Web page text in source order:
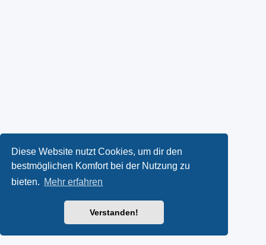
Diese Website nutzt Cookies, um dir den
bestmöglichen Komfort bei der Nutzung zu
bieten. Mehr erfahren
Verstanden!